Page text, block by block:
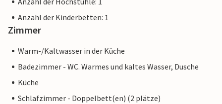
Anzahl der Kinderbetten: 1
Zimmer
Warm-/Kaltwasser in der Küche
Badezimmer - WC. Warmes und kaltes Wasser, Dusche
Küche
Schlafzimmer - Doppelbett(en) (2 plätze)